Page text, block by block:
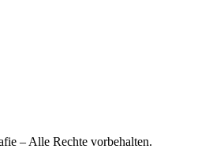
– Alle Rechte vorbehalten.